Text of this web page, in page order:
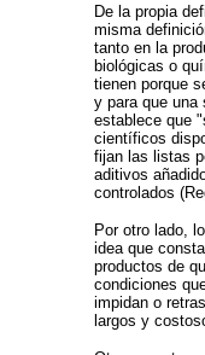
De la propia
misma
tanto en la
biológicas o
tienen porque
y para que una
establece que
científicos
fijan las listas
aditivos
controlados
Por otro lado,
idea que
productos de
condiciones
impidan o
largos y